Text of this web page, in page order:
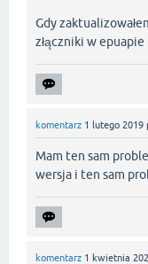
Gdy
złączniki w epuapie
komentarz 1 lutego 2019
Mam ten sam
wersja i ten sam
komentarz 1 kwietnia